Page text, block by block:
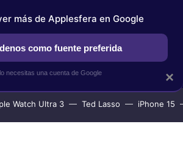
APPLESFERA SELECCIÓN
Watch Ultra 3 Ted Lasso iPhone 15
×
más de Applesfera en Google
como fuente preferida
necesitas una cuenta de Google